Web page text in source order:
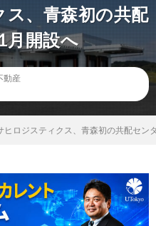
、青森初の共配
月開設へ
動産
ヒロジスティクス、青森初の共配セン